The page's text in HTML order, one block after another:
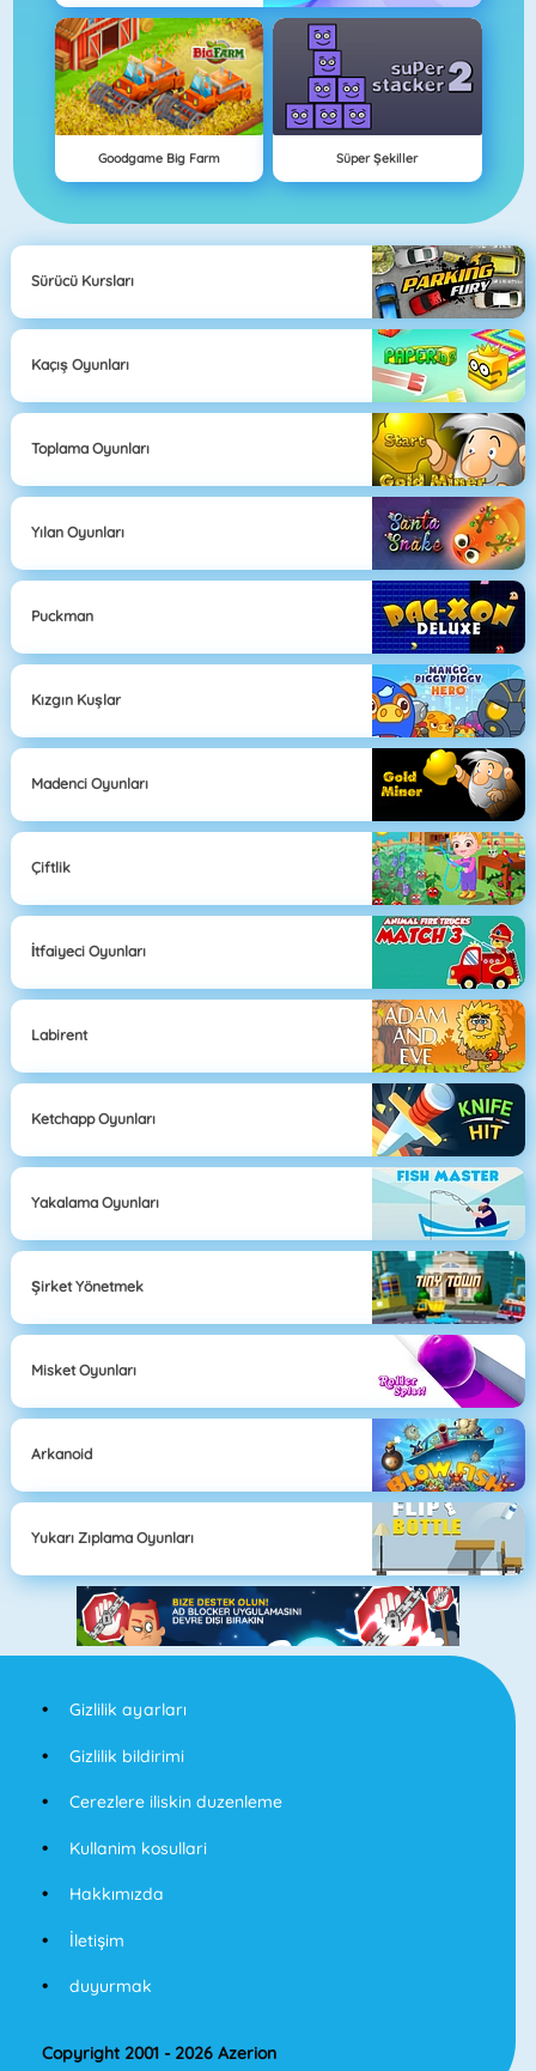
Goodgame Big Farm Süper Şekiller
Sürücü Kursları
Kaçış Oyunları
Toplama Oyunları
Yılan Oyunları
Puckman
Kızgın Kuşlar
Madenci Oyunları
Çiftlik
İtfaiyeci Oyunları
Labirent
Ketchapp Oyunları
Yakalama Oyunları
Şirket Yönetmek
Misket Oyunları
Arkanoid
Yukarı Zıplama Oyunları
Gizlilik ayarları
Gizlilik bildirimi
Cerezlere iliskin duzenleme
Kullanim kosullari
Hakkımızda
İletişim
duyurmak
Copyright 2001 - 2026 Azerion